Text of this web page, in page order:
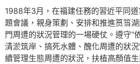
1988年3月，在福建任務的習近平同
題會議，親身策劃、安排和推進筼筜
門周遭的狀況管理的一場硬仗。遵守“
清淤筑岸、搞死水體、醜化周遭的狀
續管理生態周遭的狀況，扶植高顏值